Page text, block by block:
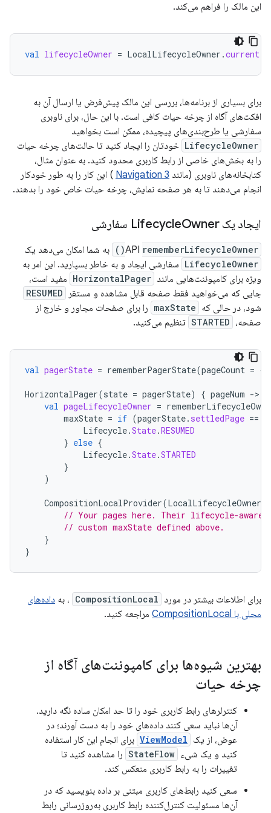
این مالک را فراهم می‌کند.
val lifecycleOwner = LocalLifecycleOwner .current
برای بسیاری از برنامه‌ها، بررسی این مالک پیش‌فرض یا ارسال آن به
افکت‌های آگاه از چرخه حیات کافی است. با این حال، برای ناوبری
سفارشی یا طرح‌بندی‌های پیچیده، ممکن است بخواهید
LifecycleOwner خودتان را ایجاد کنید تا حالت‌های چرخه حیات
را به بخش‌های خاصی از رابط کاربری محدود کنید. به عنوان مثال،
کتابخانه‌های ناوبری (مانند Navigation 3 ) این کار را به طور خودکار
انجام می‌دهند تا به هر صفحه نمایش، چرخه حیات خاص خود را بدهند.
ایجاد یک LifecycleOwner سفارشی
API rememberLifecycleOwner() به شما امکان می‌دهد یک
LifecycleOwner سفارشی ایجاد و به خاطر بسپارید. این امر به
ویژه برای کامپوننت‌هایی مانند HorizontalPager مفید است،
جایی که می‌خواهید فقط صفحه قابل مشاهده و مستقر
RESUMED
شود، در حالی که maxState را برای صفحات مجاور و خارج از
صفحه، STARTED تنظیم می‌کنید.
val pagerState = rememberPagerState(pageCount = {
HorizontalPager(state = pagerState) { pageNum -
val pageLifecycleOwner =
maxState = if (pagerState. settledPage ==
Lifecycle.State.RESUMED
} else {
Lifecycle.State.STARTED
}
)
CompositionLocalProvider(LocalLifecycleOwner
// Your pages here. Their lifecycle-aware
// custom maxState defined above.
}
}
برای اطلاعات بیشتر در مورد CompositionLocal ، به داده‌های
محلی با CompositionLocal
مراجعه کنید.
بهترین شیوه‌ها برای کامپوننت‌های آگاه از
چرخه حیات
کنترلرهای رابط کاربری خود را تا حد امکان ساده نگه دارید.
آن‌ها نباید سعی کنند داده‌های خود را به دست آورند؛ در
عوض، از یک ViewModel برای انجام این کار استفاده
کنید و یک شیء StateFlow را مشاهده کنید تا
تغییرات را به رابط کاربری منعکس کند.
سعی کنید رابط‌های کاربری مبتنی بر داده بنویسید که در
آن‌ها مسئولیت کنترل‌کننده رابط کاربری به‌روزرسانی رابط